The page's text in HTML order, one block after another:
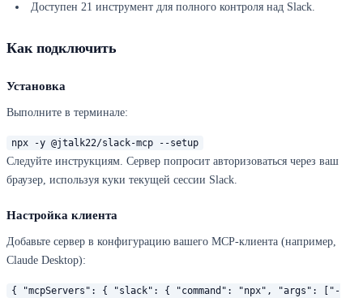
Доступен 21 инструмент для полного контроля над Slack.
Как подключить
Установка
Выполните в терминале:
npx -y @jtalk22/slack-mcp --setup
Следуйте инструкциям. Сервер попросит авторизоваться через ваш
браузер, используя куки текущей сессии Slack.
Настройка клиента
Добавьте сервер в конфигурацию вашего MCP-клиента (например,
Claude Desktop):
{ "mcpServers": { "slack": { "command": "npx", "args": ["-